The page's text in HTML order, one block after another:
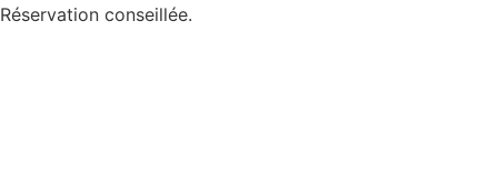
Réservation conseillée.